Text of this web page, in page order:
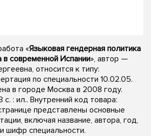
«Языковая гендерная политика
в современной Испании», автор —
относится к типу:
по специальности 10.02.05.
в городе Москва в 2008 году.
: ил.. Внутренний код товара:
представлены основные
включая название, автора, год,
шифр специальности.